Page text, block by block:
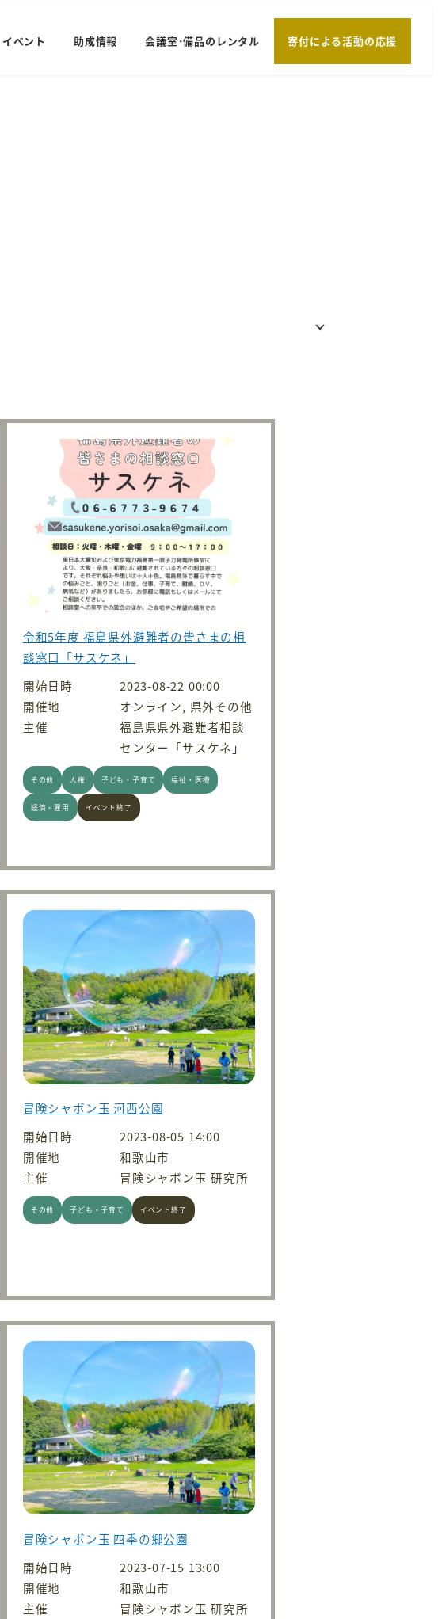
イベント 助成情報 会議室･備品のレンタル 寄付による活動の応援
令和5年度 福島県外避難者の皆さまの相
談窓口「サスケネ」
開始日時
2023-08-22 00:00
開催地
オンライン, 県外その他
主催
福島県県外避難者相談
センター「サスケネ」
その他 人権 子ども・子育て 福祉・医療
経済・雇用 イベント終了
冒険シャボン玉 河西公園
開始日時
2023-08-05 14:00
開催地
和歌山市
主催
冒険シャボン玉 研究所
その他 子ども・子育て イベント終了
冒険シャボン玉 四季の郷公園
開始日時
2023-07-15 13:00
開催地
和歌山市
主催
冒険シャボン玉 研究所